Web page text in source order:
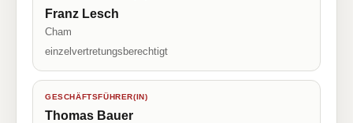
Franz Lesch
Cham
einzelvertretungsberechtigt
GESCHÄFTSFÜHRER(IN)
Thomas Bauer